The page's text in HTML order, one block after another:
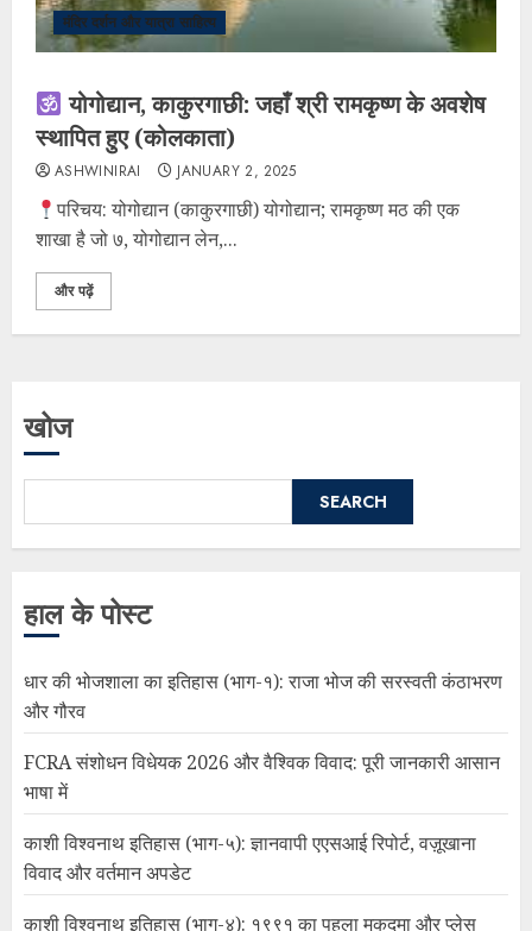
मंदिर दर्शन और यात्रा साहित्य
योगोद्यान, काकुरगाछी: जहाँ श्री रामकृष्ण के अवशेष
स्थापित हुए (कोलकाता)
ASHWINIRAI JANUARY 2, 2025
परिचय: योगोद्यान (काकुरगाछी) योगोद्यान; रामकृष्ण मठ की एक
शाखा है जो ७, योगोद्यान लेन,...
और पढ़ें
खोज
SEARCH
हाल के पोस्ट
धार की भोजशाला का इतिहास (भाग-१): राजा भोज की सरस्वती कंठाभरण
और गौरव
FCRA संशोधन विधेयक 2026 और वैश्विक विवाद: पूरी जानकारी आसान
भाषा में
काशी विश्वनाथ इतिहास (भाग-५): ज्ञानवापी एएसआई रिपोर्ट, वज़ूखाना
विवाद और वर्तमान अपडेट
काशी विश्वनाथ इतिहास (भाग-४): १९९१ का पहला मुकदमा और प्लेस